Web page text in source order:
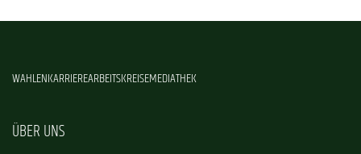
WAHLENKARRIEREARBEITSKREISEMEDIATHEK
ÜBER UNS